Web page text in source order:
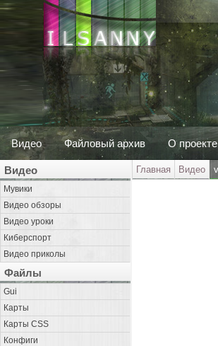
Видео Файловый архив О проекте
Видео
Мувики
Видео обзоры
Видео уроки
Киберспорт
Видео приколы
Файлы
Gui
Карты
Карты CSS
Конфиги
Главная Видео